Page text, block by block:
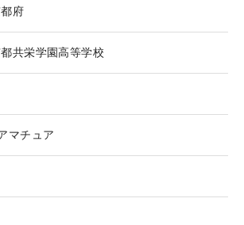
府
共栄学園高等学校
マチュア